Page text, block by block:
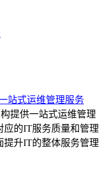
站式运维管理服务
提供一站式运维管理
应的IT服务质量和管理
提升IT的整体服务管理